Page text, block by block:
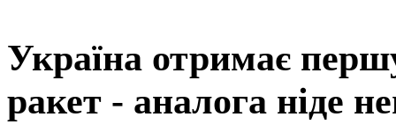
Україна отримає
ракет - аналога ніде